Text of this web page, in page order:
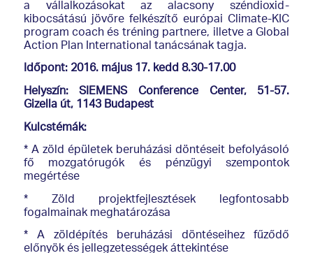
a vállalkozásokat az alacsony széndioxid-
kibocsátású jövőre felkészítő európai Climate-KIC
program coach és tréning partnere, illetve a Global
Action Plan International tanácsának tagja.
Időpont: 2016. május 17. kedd 8.30-17.00
Helyszín: SIEMENS Conference Center, 51-57.
Gizella út, 1143 Budapest
Kulcstémák:
* A zöld épületek beruházási döntéseit befolyásoló
fő mozgatórugók és pénzügyi szempontok
megértése
* Zöld projektfejlesztések legfontosabb
fogalmainak meghatározása
* A zöldépítés beruházási döntéseihez fűződő